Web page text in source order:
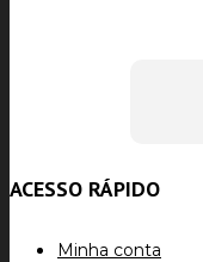
ACESSO RÁPIDO
Minha conta